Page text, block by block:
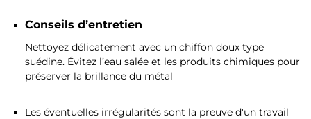
Conseils d’entretien
Nettoyez délicatement avec un chiffon doux type
suédine. Évitez l’eau salée et les produits chimiques pour
préserver la brillance du métal
Les éventuelles irrégularités sont la preuve d'un travail